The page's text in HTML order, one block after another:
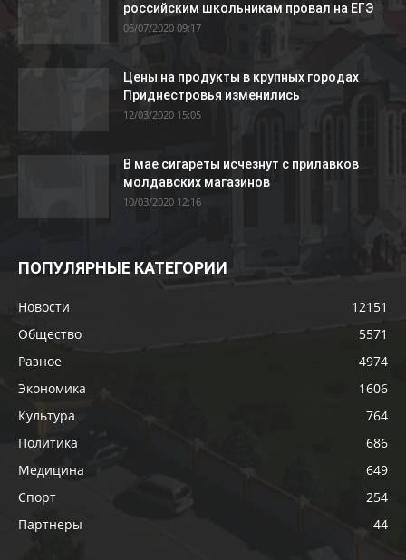
российским школьникам провал на ЕГЭ
06/07/2020 09:17
Цены на продукты в крупных городах
Приднестровья изменились
12/03/2020 15:05
В мае сигареты исчезнут с прилавков
молдавских магазинов
10/03/2020 12:16
ПОПУЛЯРНЫЕ КАТЕГОРИИ
Новости
12151
Общество
5571
Разное
4974
Экономика
1606
Культура
764
Политика
686
Медицина
649
Спорт
254
Партнеры
44